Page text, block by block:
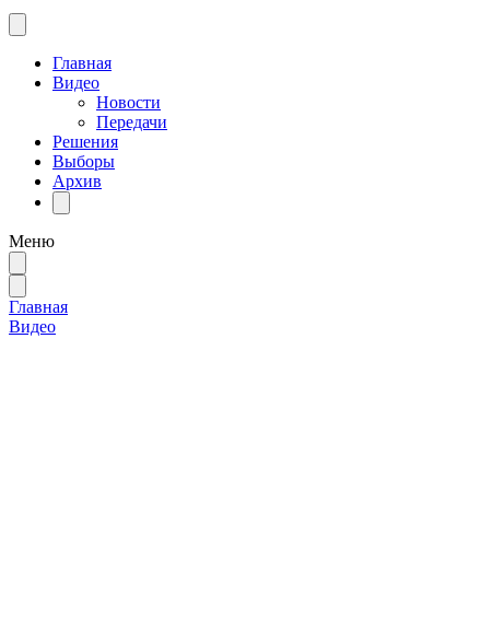
Главная
Видео
Новости
Передачи
Решения
Выборы
Архив
Меню
Главная
Видео